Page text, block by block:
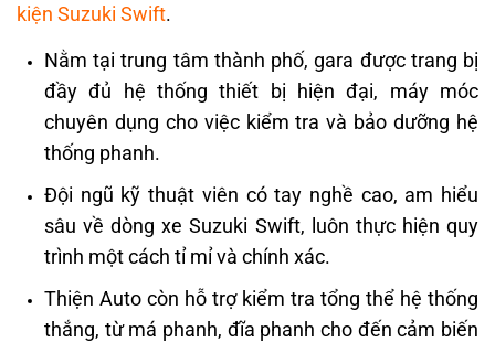
kiện Suzuki Swift.
Nằm tại trung tâm thành phố, gara được trang bị
đầy đủ hệ thống thiết bị hiện đại, máy móc
chuyên dụng cho việc kiểm tra và bảo dưỡng hệ
thống phanh.
Đội ngũ kỹ thuật viên có tay nghề cao, am hiểu
sâu về dòng xe Suzuki Swift, luôn thực hiện quy
trình một cách tỉ mỉ và chính xác.
Thiện Auto còn hỗ trợ kiểm tra tổng thể hệ thống
thắng, từ má phanh, đĩa phanh cho đến cảm biến